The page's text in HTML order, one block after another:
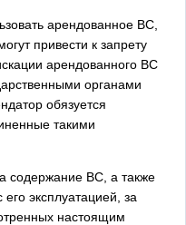
арендованное ВС,
привести к запрету
арендованного ВС
органами
обязуется
такими
содержание ВС, а также
эксплуатацией, за
настоящим